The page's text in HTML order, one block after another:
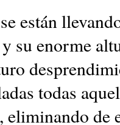
están
su enorme
todas
de